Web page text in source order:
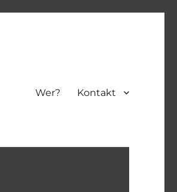
Wer? Kontakt